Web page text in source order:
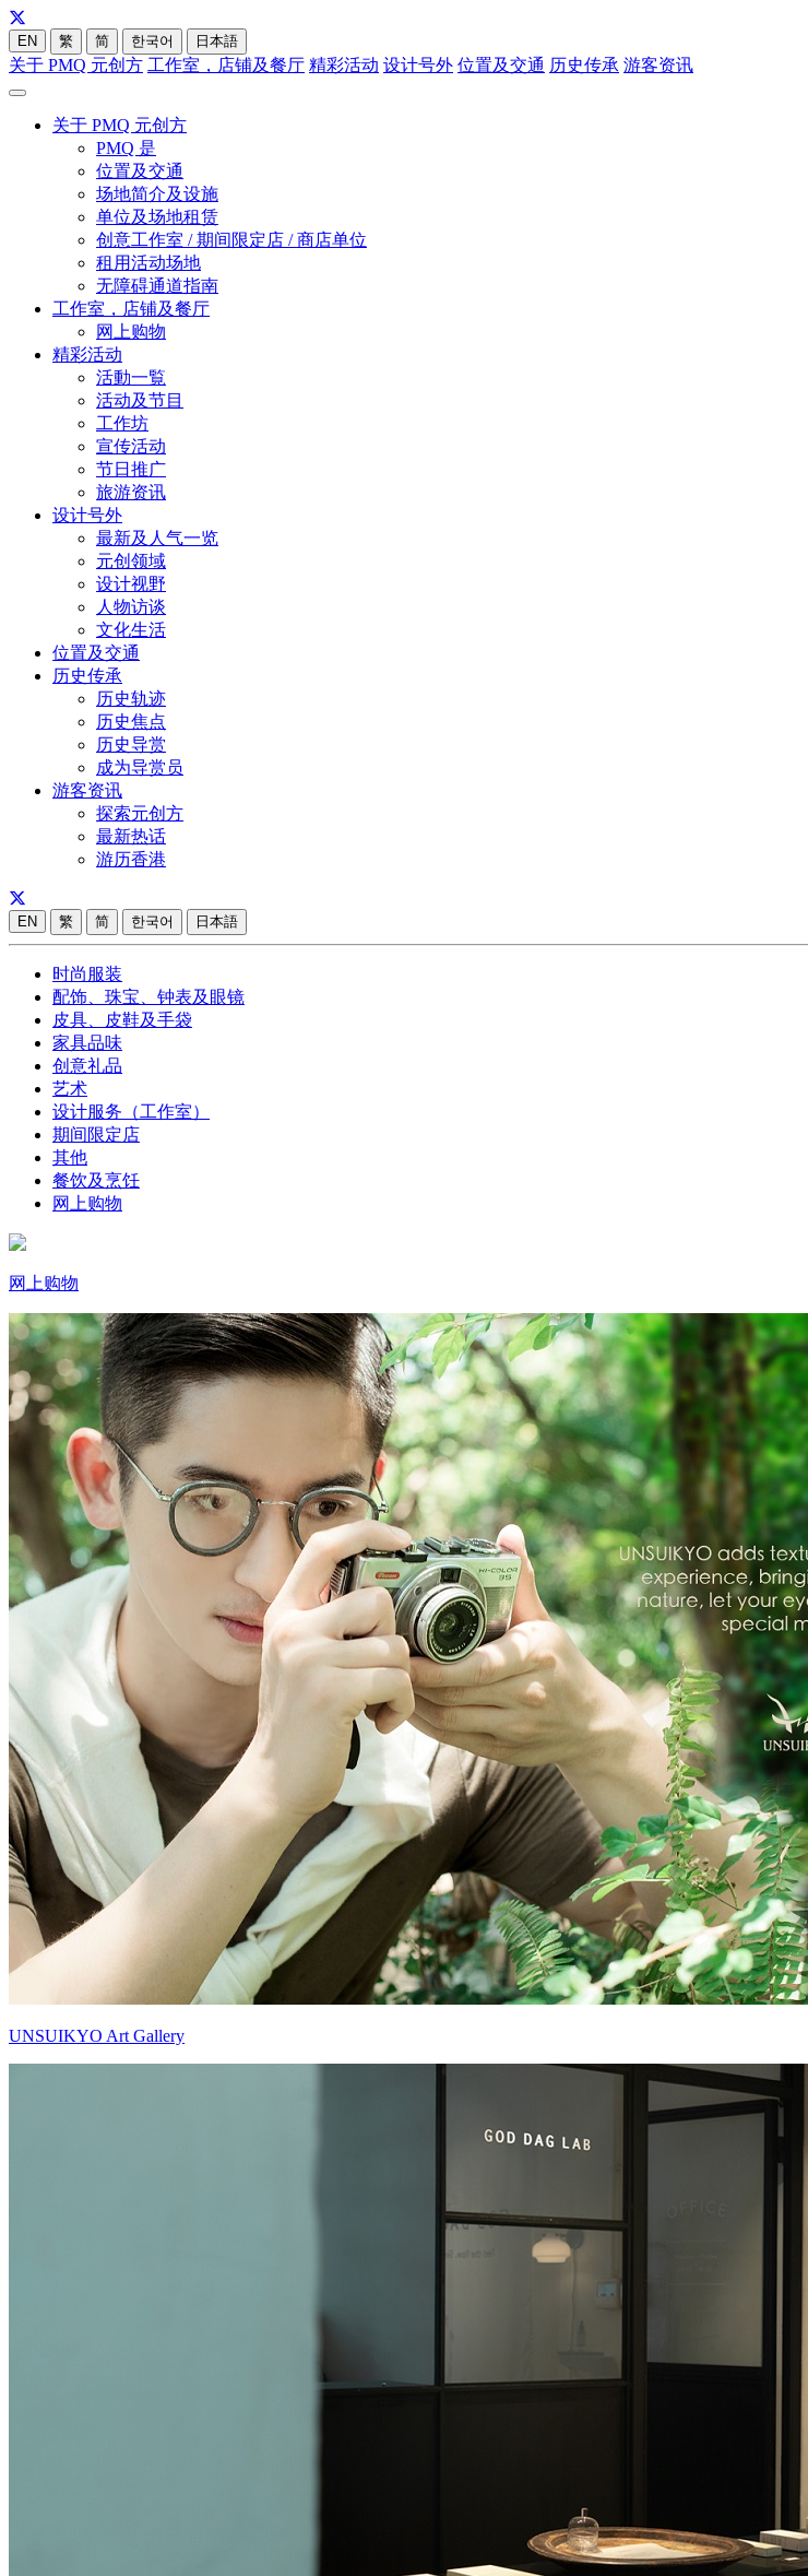
EN 繁 简 한국어 日本語
关于 PMQ 元创方 工作室，店铺及餐厅 精彩活动 设计号外 位置及交通 历史传承 游客资讯
关于 PMQ 元创方
PMQ 是
位置及交通
场地简介及设施
单位及场地租赁
创意工作室 / 期间限定店 / 商店单位
租用活动场地
无障碍通道指南
工作室，店铺及餐厅
网上购物
精彩活动
活動一覧
活动及节目
工作坊
宣传活动
节日推广
旅游资讯
设计号外
最新及人气一览
元创领域
设计视野
人物访谈
文化生活
位置及交通
历史传承
历史轨迹
历史焦点
历史导赏
成为导赏员
游客资讯
探索元创方
最新热话
游历香港
EN 繁 简 한국어 日本語
时尚服装
配饰、珠宝、钟表及眼镜
皮具、皮鞋及手袋
家具品味
创意礼品
艺术
设计服务（工作室）
期间限定店
其他
餐饮及烹饪
网上购物
网上购物
UNSUIKYO Art Gallery